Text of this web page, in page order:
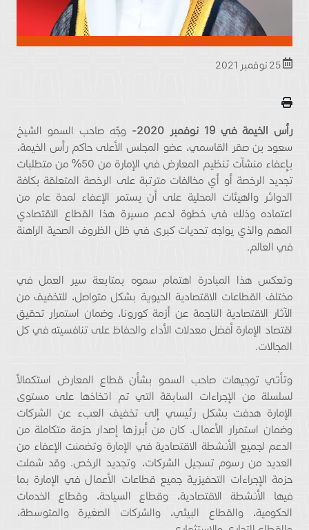
رأس الخيمة في 19 نوفمبر 2020-
وجّه صاحب السمو الشيخ
سعود بن صقر القاسمي، عضو المجلس الأعلى حاكم رأس الخيمة،
بإعفاء منشآت تنظيم المعارض في الإمارة من 50% من متطلبات
تجديد الرخصة أو أي مخالفات مترتبة على الرخصة المتعلقة بكافة
الدوائر والهيئات المحلية على أن يستمر الإعفاء لمدة عام من
اعتماده وذلك في خطوة لدعم مسيرة هذا القطاع الاقتصادي
المهم والذي يواجه تحديات كبرى في ظل الظروف الصحية الراهنة
في العالم.
وتعكس هذا المبادرة اهتمام سموه بمتابعة سير العمل في
مختلف القطاعات الاقتصادية الحيوية بشكل متواصل، للتخفيف من
الآثار الاقتصادية الناجمة عن أزمة كورونا، وضمان استمرار تحقيق
اقتصاد الإمارة أفضل معدلات الأداء والحفاظ على تنافسيته في كل
المجالات.
وتأتي توجيهات صاحب السمو بشأن قطاع المعارض استكمالاً
لسلسلة من الإجراءات السابقة التي تم اتخاذها على مستوى
الإمارة هدفت بشكل رئيسي إلى تخفيف العبء عن الشركات
وضمان استمرار الأعمال. كان من أبرزها إصدار حزمة متكاملة من
الدعم لجميع الأنشطة الاقتصادية في الإمارة وتضمنت الإعفاء من
العديد من رسوم تسجيل الشركات، وتجديد الرخص. وقد شملت
حزمة الإجراءات التحفيزية جميع قطاعات الأعمال في الإمارة بما
فيها الأنشطة الاقتصادية، وقطاع السياحة، وقطاع الخدمات
الحكومية، والقطاع البيئي، والشركات الصغيرة والمتوسطة،